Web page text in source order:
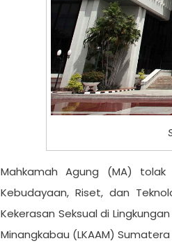
Mahkamah Agung (MA) tolak
Kebudayaan, Riset, dan
Kekerasan Seksual di
Minangkabau (LKAAM)